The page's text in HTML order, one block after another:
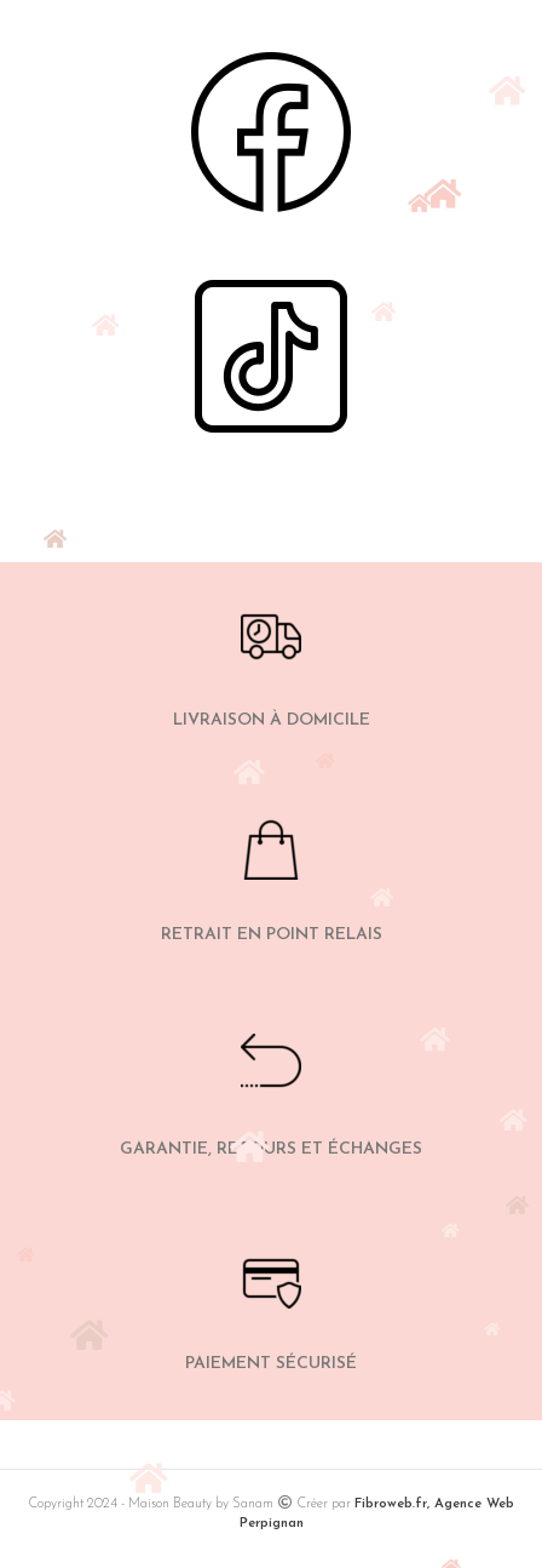
LIVRAISON À DOMICILE
RETRAIT EN POINT RELAIS
GARANTIE, RETOURS ET ÉCHANGES
PAIEMENT SÉCURISÉ
Copyright 2024 - Maison Beauty by Sanam Créer par Fibroweb.fr, Agence Web
Perpignan